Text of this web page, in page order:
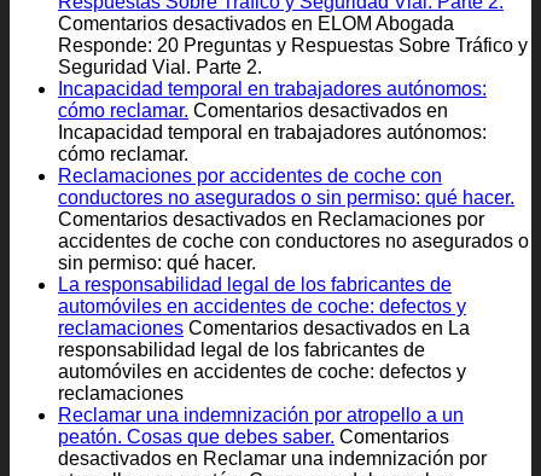
Comentarios desactivados en ELOM Abogada
Responde: 20 Preguntas y Respuestas Sobre Tráfico y
Seguridad Vial. Parte 2.
Incapacidad temporal en trabajadores autónomos:
cómo reclamar. Comentarios desactivados en
Incapacidad temporal en trabajadores autónomos:
cómo reclamar.
Reclamaciones por accidentes de coche con
conductores no asegurados o sin permiso: qué hacer.
Comentarios desactivados en Reclamaciones por
accidentes de coche con conductores no asegurados o
sin permiso: qué hacer.
La responsabilidad legal de los fabricantes de
automóviles en accidentes de coche: defectos y
reclamaciones Comentarios desactivados en La
responsabilidad legal de los fabricantes de
automóviles en accidentes de coche: defectos y
reclamaciones
Reclamar una indemnización por atropello a un
peatón. Cosas que debes saber. Comentarios
desactivados en Reclamar una indemnización por